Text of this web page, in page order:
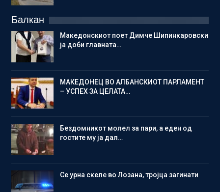
Балкан
Македонскиот поет Димче Шипинкаровски
ја доби главната…
МАКЕДОНЕЦ ВО АЛБАНСКИОТ ПАРЛАМЕНТ
– УСПЕХ ЗА ЦЕЛАТА…
Бездомникот молел за пари, а еден од
гостите му ја дал…
Се урна скеле во Лозана, тројца загинати